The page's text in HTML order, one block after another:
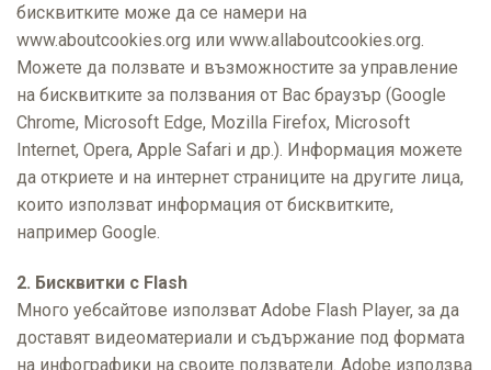
бисквитките може да се намери на
www.aboutcookies.org или www.allaboutcookies.org.
Можете да ползвате и възможностите за управление
на бисквитките за ползвания от Вас браузър (Google
Chrome, Microsoft Edge, Mozilla Firefox, Microsoft
Internet, Opera, Apple Safari и др.). Информация можете
да откриете и на интернет страниците на другите лица,
които използват информация от бисквитките,
например Google.
2. Бисквитки с Flash
Много уебсайтове използват Adobe Flash Player, за да
доставят видеоматериали и съдържание под формата
на инфографики на своите ползватели. Adobe използва